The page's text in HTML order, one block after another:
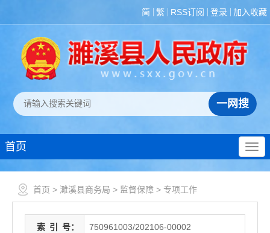
简 繁 RSS订阅 登录 加入收藏
首页
首页 > 濉溪县商务局 > 监督保障 > 专项工作
索 引 号： 750961003/202106-00002